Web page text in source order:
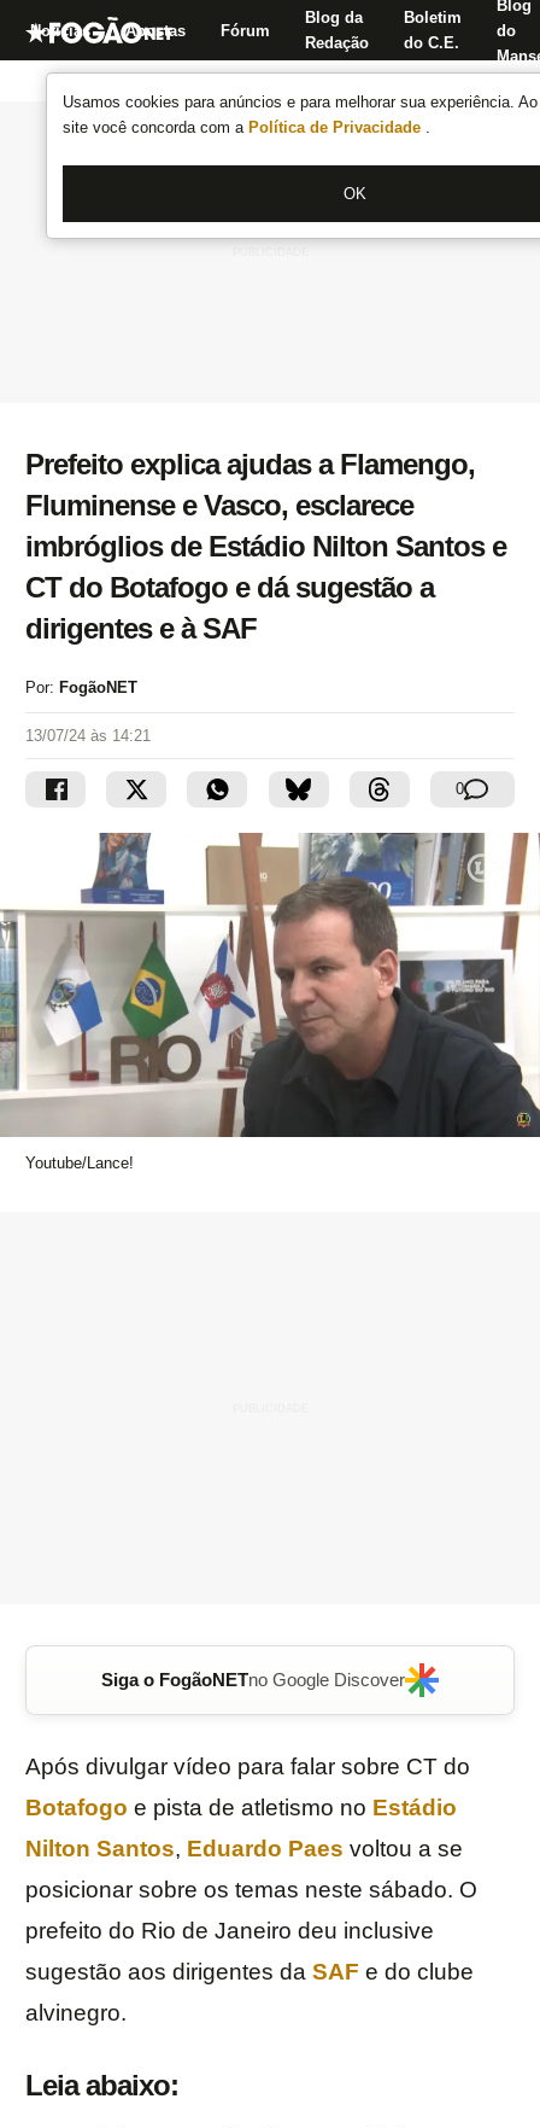
Usamos cookies para anúncios e para melhorar sua experiência.
site você concorda com a Política de Privacidade .
OK
Notícias Apostas Fórum
Blog da
Redação
Boletim
do C.E.
Blog
do
Prefeito explica ajudas a Flamengo,
Fluminense e Vasco, esclarece
imbróglios de Estádio Nilton Santos e
CT do Botafogo e dá sugestão a
dirigentes e à SAF
Por: FogãoNET
13/07/24 às 14:21
0
Youtube/Lance!
Siga o FogãoNETno Google Discover
Após divulgar vídeo para falar sobre CT do
Botafogo e pista de atletismo no Estádio
Nilton Santos, Eduardo Paes voltou a se
posicionar sobre os temas neste sábado. O
prefeito do Rio de Janeiro deu inclusive
sugestão aos dirigentes da SAF e do clube
alvinegro.
Leia abaixo: